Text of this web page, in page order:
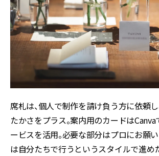
席札は、個人で制作を請け負う方に依頼
たかさをプラス。案内用のカードはCanva
ービスを活用。必要な部分はプロにお願
は自分たちで行うというスタイルで進め